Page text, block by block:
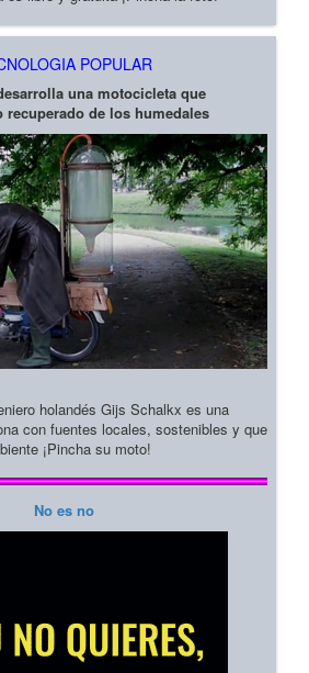
POPULAR
una motocicleta que
recuperado de los humedales
holandés Gijs Schalkx es una
con fuentes locales, sostenibles y que
¡Pincha su moto!
No es no